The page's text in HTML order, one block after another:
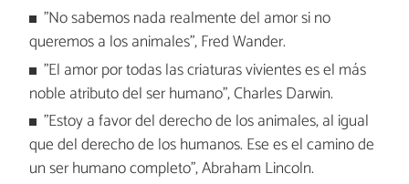
"No sabemos nada realmente del amor si no
queremos a los animales", Fred Wander.
"El amor por todas las criaturas vivientes es el más
noble atributo del ser humano", Charles Darwin.
"Estoy a favor del derecho de los animales, al igual
que del derecho de los humanos. Ese es el camino de
un ser humano completo", Abraham Lincoln.